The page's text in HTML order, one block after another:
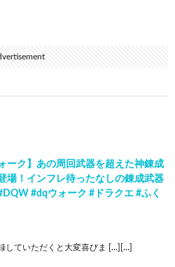
ーク】あの周回武器を超えた神錬成
場！インフレ待ったなしの錬成武器
#dqウォーク #ドラクエ #ふく
していただくと大変喜びま […][…]